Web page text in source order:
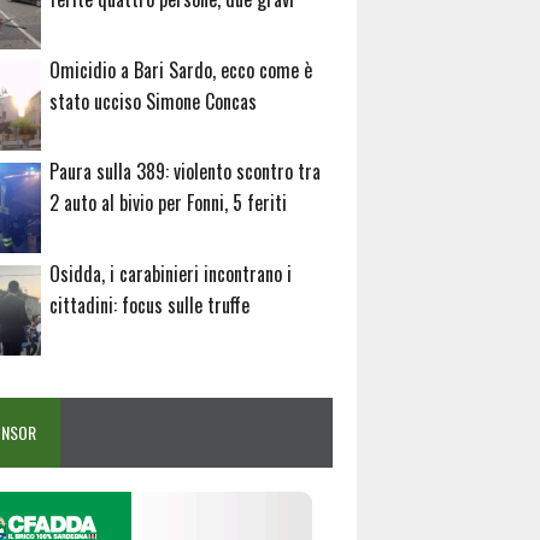
Omicidio a Bari Sardo, ecco come è
stato ucciso Simone Concas
Paura sulla 389: violento scontro tra
2 auto al bivio per Fonni, 5 feriti
Osidda, i carabinieri incontrano i
cittadini: focus sulle truffe